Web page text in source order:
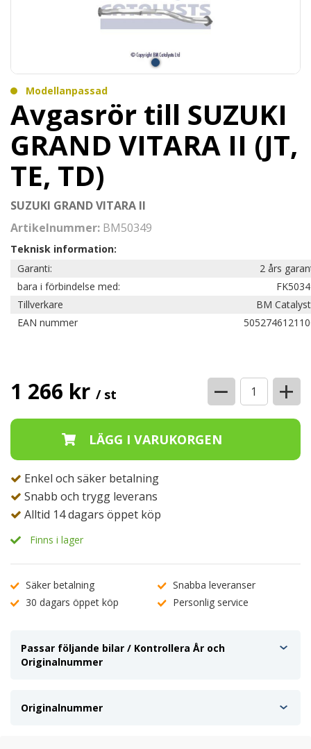
Modellanpassad
Avgasrör till SUZUKI
GRAND VITARA II (JT,
TE, TD)
SUZUKI GRAND VITARA II
Artikelnummer: BM50349
Teknisk information:
Garanti:
2 års
bara i förbindelse med:
Tillverkare
BM
EAN nummer
1 266 kr / st − +
Enkel och säker betalning
Snabb och trygg leverans
Alltid 14 dagars öppet köp
Finns i lager
Säker betalning
Snabba leveranser
30 dagars öppet köp
Personlig service
Passar följande bilar / Kontrollera År och
Originalnummer
Originalnummer